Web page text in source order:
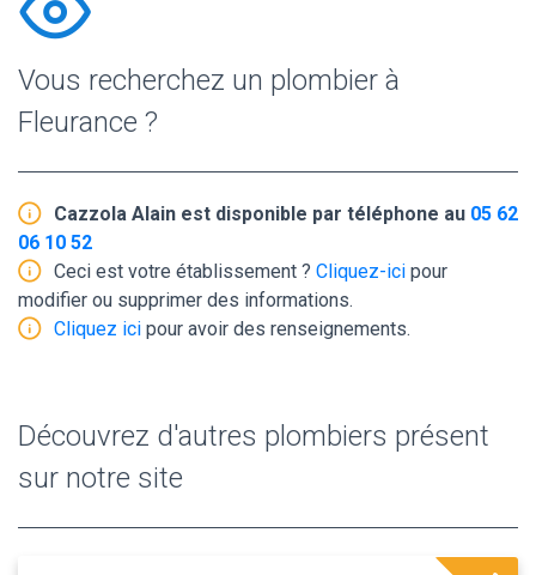
Vous recherchez un plombier à
Fleurance ?
Cazzola Alain est disponible par téléphone au 05 62
06 10 52
Ceci est votre établissement ? Cliquez-ici pour
modifier ou supprimer des informations.
Cliquez ici pour avoir des renseignements.
Découvrez d'autres plombiers présent
sur notre site